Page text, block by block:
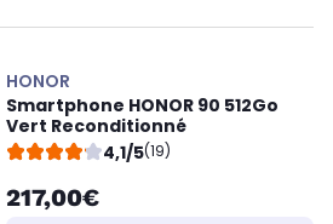
HONOR
Smartphone HONOR 90 512Go
Vert Reconditionné
4,1/5(19)
217,00€